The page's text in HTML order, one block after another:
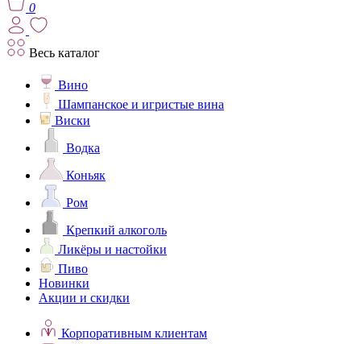
0
Весь каталог
Вино
Шампанское и игристые вина
Виски
Водка
Коньяк
Ром
Крепкий алкоголь
Ликёры и настойки
Пиво
Новинки
Акции и скидки
Корпоративным клиентам